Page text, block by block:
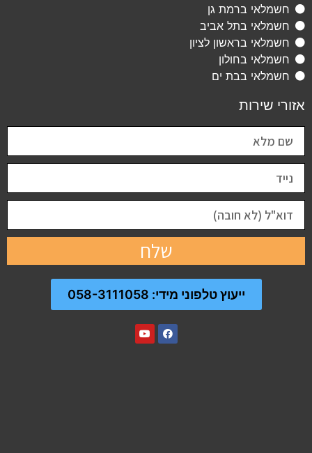
חשמלאי ברמת גן
חשמלאי בתל אביב
חשמלאי בראשון לציון
חשמלאי בחולון
חשמלאי בבת ים
אזורי שירות
שלח
ייעוץ טלפוני מידי: 058-3111058